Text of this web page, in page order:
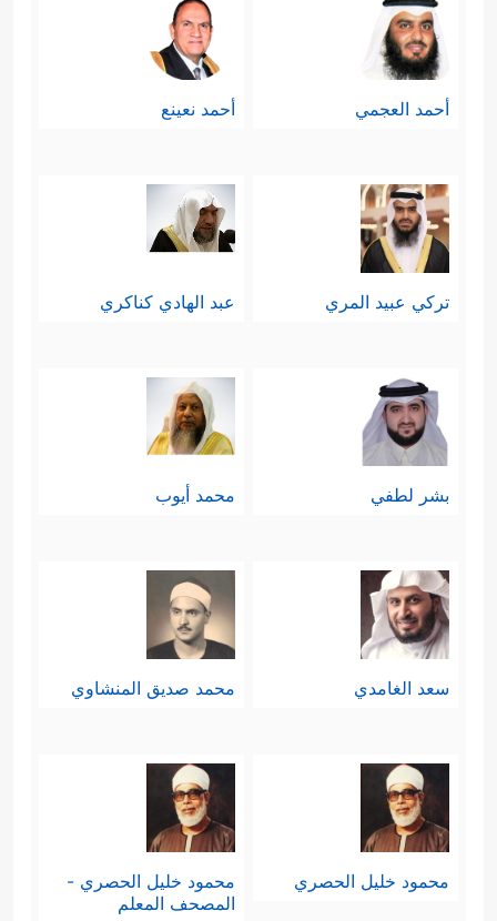
أحمد العجمي أحمد نعينع
تركي عبيد المري عبد الهادي كناكري
بشر لطفي محمد أيوب
سعد الغامدي محمد صديق المنشاوي
محمود خليل الحصري
محمود خليل الحصري -
المصحف المعلم